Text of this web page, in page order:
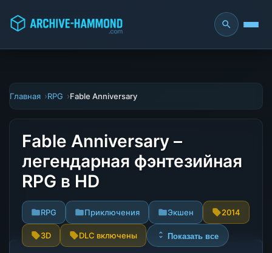
Главная RPG Fable Anniversary
Fable Anniversary –
легендарная фэнтезийная
RPG в HD
RPG Приключения Экшен 2014
3D DLC включены Показать все